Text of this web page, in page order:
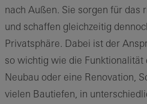
nach Außen. Sie sorgen für das
und schaffen gleichzeitig
Privatsphäre. Dabei ist der
so wichtig wie die Funktionalität
Neubau oder eine Renovation,
vielen Bautiefen, in